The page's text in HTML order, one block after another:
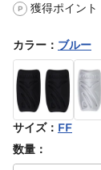
P 獲得ポイント
カラー ： ブルー
サイズ： FF
数量：